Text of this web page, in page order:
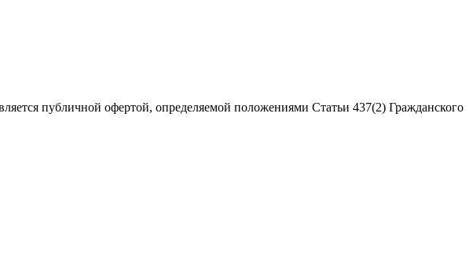
публичной офертой, определяемой положениями Статьи 437(2) Гражданского